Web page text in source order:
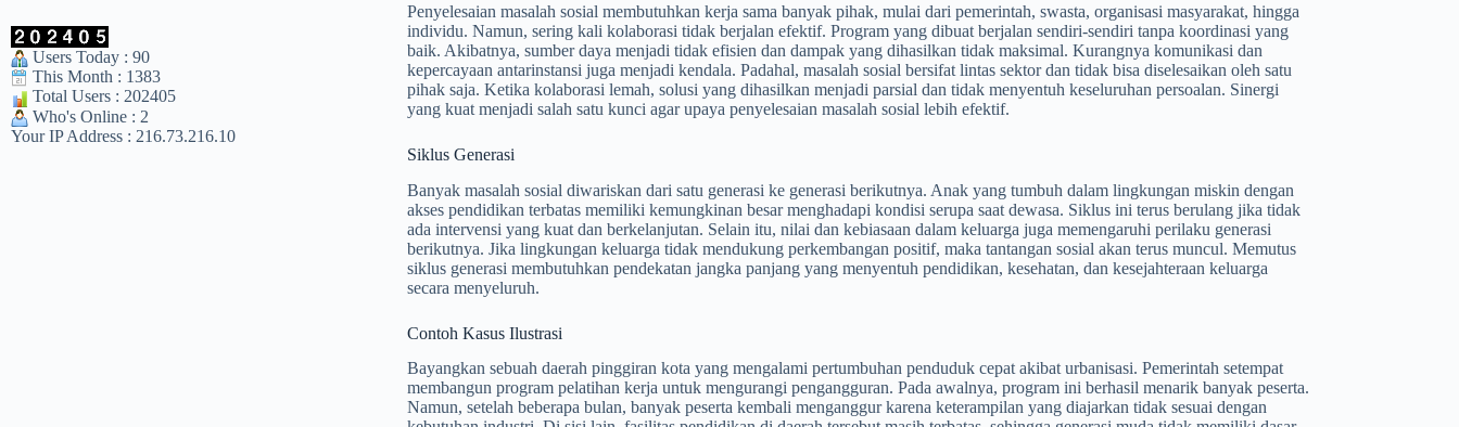
Penyelesaian masalah sosial membutuhkan kerja sama banyak pihak, mulai dari pemerintah, swasta, organisasi masyarakat, hingga
individu. Namun, sering kali kolaborasi tidak berjalan efektif. Program yang dibuat berjalan sendiri-sendiri tanpa koordinasi yang
baik. Akibatnya, sumber daya menjadi tidak efisien dan dampak yang dihasilkan tidak maksimal. Kurangnya komunikasi dan
kepercayaan antarinstansi juga menjadi kendala. Padahal, masalah sosial bersifat lintas sektor dan tidak bisa diselesaikan oleh satu
pihak saja. Ketika kolaborasi lemah, solusi yang dihasilkan menjadi parsial dan tidak menyentuh keseluruhan persoalan. Sinergi
yang kuat menjadi salah satu kunci agar upaya penyelesaian masalah sosial lebih efektif.
Siklus Generasi
Banyak masalah sosial diwariskan dari satu generasi ke generasi berikutnya. Anak yang tumbuh dalam lingkungan miskin dengan
akses pendidikan terbatas memiliki kemungkinan besar menghadapi kondisi serupa saat dewasa. Siklus ini terus berulang jika tidak
ada intervensi yang kuat dan berkelanjutan. Selain itu, nilai dan kebiasaan dalam keluarga juga memengaruhi perilaku generasi
berikutnya. Jika lingkungan keluarga tidak mendukung perkembangan positif, maka tantangan sosial akan terus muncul. Memutus
siklus generasi membutuhkan pendekatan jangka panjang yang menyentuh pendidikan, kesehatan, dan kesejahteraan keluarga
secara menyeluruh.
Contoh Kasus Ilustrasi
Bayangkan sebuah daerah pinggiran kota yang mengalami pertumbuhan penduduk cepat akibat urbanisasi. Pemerintah setempat
membangun program pelatihan kerja untuk mengurangi pengangguran. Pada awalnya, program ini berhasil menarik banyak peserta.
Namun, setelah beberapa bulan, banyak peserta kembali menganggur karena keterampilan yang diajarkan tidak sesuai dengan
Users Today : 90
This Month : 1383
Total Users : 202405
Who's Online : 2
Your IP Address : 216.73.216.10